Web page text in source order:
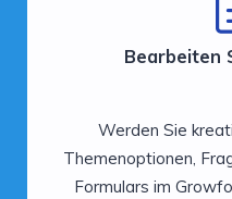
Bearbeiten
Werden Sie
Themenoptionen,
Formulars im